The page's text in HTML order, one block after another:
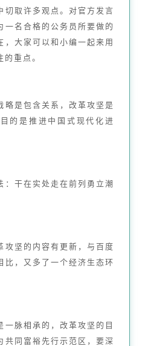
切取许多观点。对官方发言
一名合格的公务员所要做的
，大家可以和小编一起来用
重点。
是包含关系，改革攻坚是
的是推进中国式现代化进
干在实处走在前列勇立潮
坚的内容有更新，与百度
比，又多了一个经济生态环
脉相承的，改革攻坚的目
共同富裕先行示范区，要深